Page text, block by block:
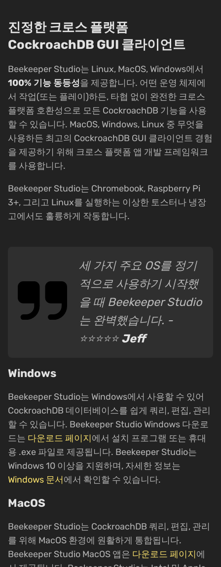
진정한 크로스 플랫폼
CockroachDB GUI 클라이언트
Beekeeper Studio는 Linux, MacOS, Windows에서
100% 기능 동등성을 제공합니다. 어떤 운영 체제에
서 작업(또는 플레이)하든, 타협 없이 완전한 크로스
플랫폼 호환성으로 모든 CockroachDB 기능을 사용
할 수 있습니다. MacOS, Windows, Linux 중 무엇을
사용하든 최고의 CockroachDB GUI 클라이언트 경험
을 제공하기 위해 크로스 플랫폼 앱 개발 프레임워크
를 사용합니다.
Beekeeper Studio는 Chromebook, Raspberry Pi
3+, 그리고 Linux를 실행하는 이상한 토스터나 냉장
고에서도 훌륭하게 작동합니다.
세 가지 주요 OS를 정기
적으로 사용하기 시작했
을 때 Beekeeper Studio
는 완벽했습니다. -
⭐⭐⭐⭐⭐ Jeff
Windows
Beekeeper Studio는 Windows에서 사용할 수 있어
CockroachDB 데이터베이스를 쉽게 쿼리, 편집, 관리
할 수 있습니다. Beekeeper Studio Windows 다운로
드는 다운로드 페이지에서 설치 프로그램 또는 휴대
용 .exe 파일로 제공됩니다. Beekeeper Studio는
Windows 10 이상을 지원하며, 자세한 정보는
Windows 문서에서 확인할 수 있습니다.
MacOS
Beekeeper Studio는 CockroachDB 쿼리, 편집, 관리
를 위해 MacOS 환경에 원활하게 통합됩니다.
Beekeeper Studio MacOS 앱은 다운로드 페이지에